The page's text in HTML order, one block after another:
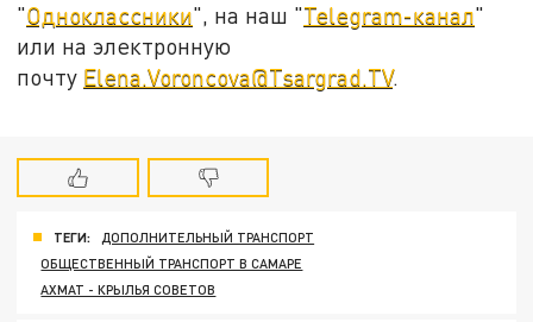
"Одноклассники", на наш "Telegram-канал"
или на электронную
почту Elena.Voroncova@Tsargrad.TV.
ТЕГИ:
ДОПОЛНИТЕЛЬНЫЙ ТРАНСПОРТ
ОБЩЕСТВЕННЫЙ ТРАНСПОРТ В САМАРЕ
АХМАТ - КРЫЛЬЯ СОВЕТОВ